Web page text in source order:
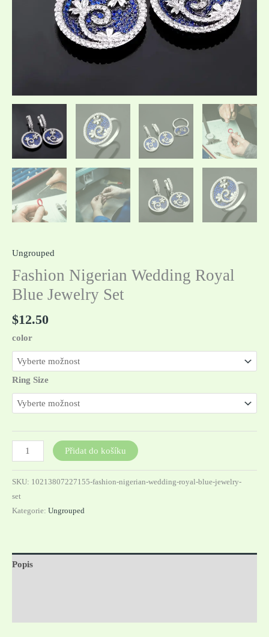
Ungrouped
Fashion Nigerian Wedding Royal
Blue Jewelry Set
$12.50
color
Ring Size
Přidat do košíku
SKU: 10213807227155-fashion-nigerian-wedding-royal-blue-jewelry-
set
Kategorie: Ungrouped
Popis